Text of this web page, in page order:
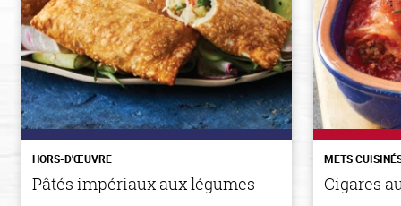
HORS-D'ŒUVRE
Pâtés impériaux aux légumes
METS
Cigares